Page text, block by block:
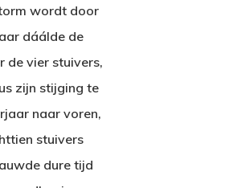
wordt door
dáálde de
de vier stuivers,
zijn stijging te
naar voren,
stuivers
dure tijd